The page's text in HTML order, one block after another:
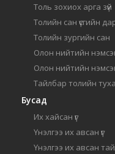
Толь зохиох арга зүй
Толийн сан үсгийн
Толийн зургийн сан
Олон нийтийн нэмсэн
Олон нийтийн
Тайлбар толийн
Бусад
Их хайсан үг
Үнэлгээ их авсан үг
Үнэлгээ их авсан